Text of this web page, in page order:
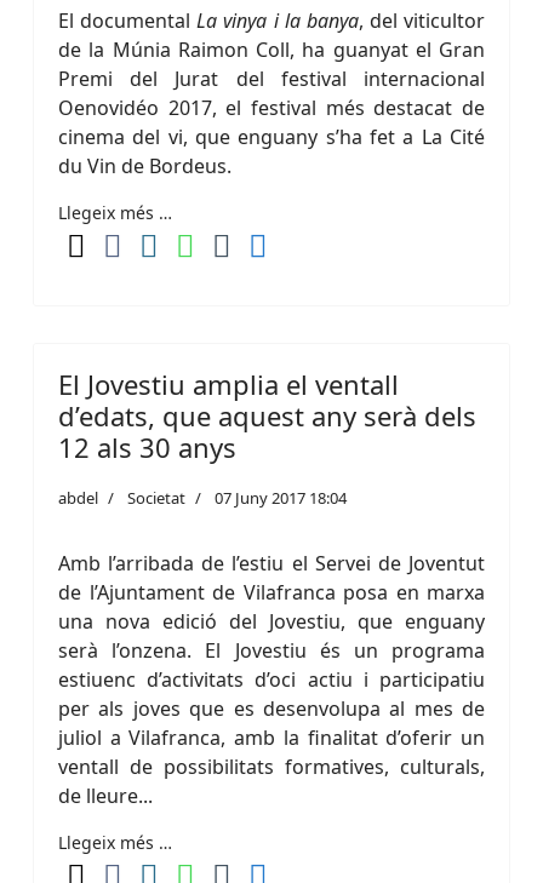
El documentalLa vinya i la banya, del viticultor
de la Múnia Raimon Coll, ha guanyat el Gran
Premi del Jurat del festival internacional
Oenovidéo 2017, el festival més destacat de
cinema del vi, que enguany s’ha fet a La Cité
du Vin de Bordeus.
Llegeix més …
El Jovestiu amplia el ventall
d’edats, que aquest any serà dels
12 als 30 anys
abdel Societat 07 Juny 2017 18:04
Amb l’arribada de l’estiu el Servei de Joventut
de l’Ajuntament de Vilafranca posa en marxa
una nova edició del Jovestiu, que enguany
serà l’onzena. El Jovestiu és un programa
estiuenc d’activitats d’oci actiu i participatiu
per als joves que es desenvolupa al mes de
juliol a Vilafranca, amb la finalitat d’oferir un
ventall de possibilitats formatives, culturals,
de lleure...
Llegeix més …